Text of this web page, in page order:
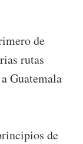
de
rutas
Guatemala
de